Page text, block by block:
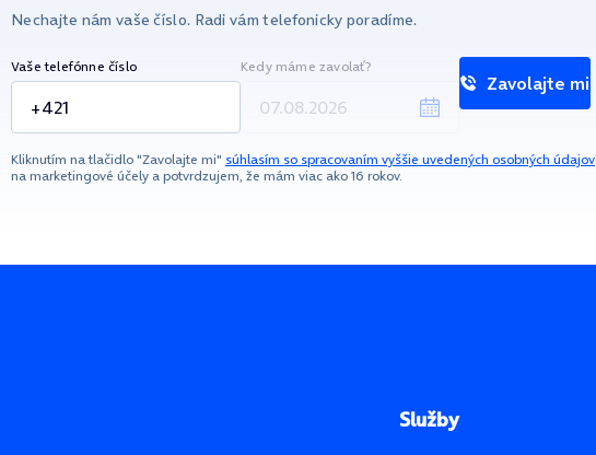
Nechajte nám vaše číslo. Radi vám telefonicky poradíme.
Vaše telefónne číslo Kedy máme zavolať?
Zavolajte mi
Kliknutím na tlačidlo "Zavolajte mi" súhlasím so spracovaním vyššie uvedených osobných údajov
na marketingové účely a potvrdzujem, že mám viac ako 16 rokov.
Služby